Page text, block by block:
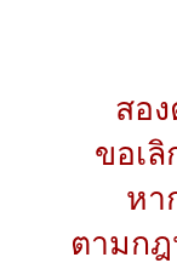
สอ
ขอเ
หา
ตามก